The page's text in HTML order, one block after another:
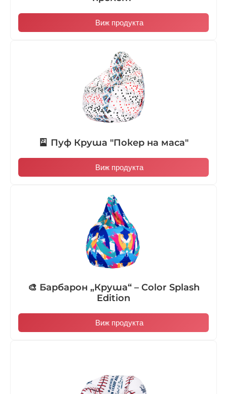
Виж продукта
🎴 Пуф Круша "Покер на маса"
Виж продукта
🎨 Барбарон „Круша“ – Color Splash
Edition
Виж продукта